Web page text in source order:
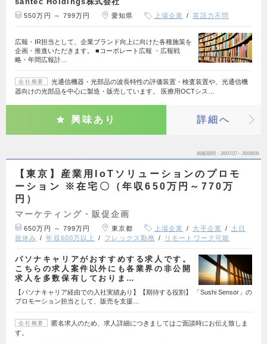
550万円 ～ 799万円 愛知県 上場企業 英語力不問
広報・IR担当として、企業ブランド向上に向けた各種施策を
企画・推進いただきます。 ■コーポレート広報 ・広報戦
略・年間広報計…
会社概要
光通信機器・光部品の波長特性の評価装置・検査装置や、光通信機
器向けの光部品を中心に製造・販売しています。 医療用OCTシス…
興味あり 詳細へ
掲載期間 26/07/27～26/08/09
【東京】産業用IoTソリューションのプロモ
ーション ※在宅〇（年収650万円～770万
円）
マーケティング・販促企画
650万円 ～ 799万円 東京都 上場企業 大手企業
土日
祝休み
年収600万以上 フレックス勤務 リモートワーク可能
パソナキャリアがおすすめする求人です。
こちらの求人案件以外にも各業界の非公開
求人を多数保有しておりま…
【パソナキャリア経由での入社実績あり】【期待する役割】 「Sushi Sensor」の
プロモーション担当として、販売を支援…
会社概要
匿名求人のため、求人詳細につきましてはご面談時にお伝え致しま
す。